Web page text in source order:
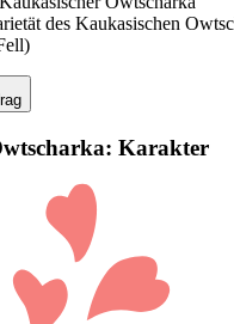
des Kaukasischen
Karakter